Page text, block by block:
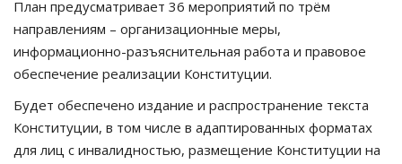
План предусматривает 36 мероприятий по трём
направлениям – организационные меры,
информационно-разъяснительная работа и правовое
обеспечение реализации Конституции.
Будет обеспечено издание и распространение текста
Конституции, в том числе в адаптированных форматах
для лиц с инвалидностью, размещение Конституции на